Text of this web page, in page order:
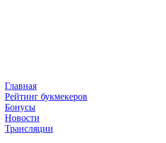
Главная
Рейтинг букмекеров
Бонусы
Новости
Трансляции